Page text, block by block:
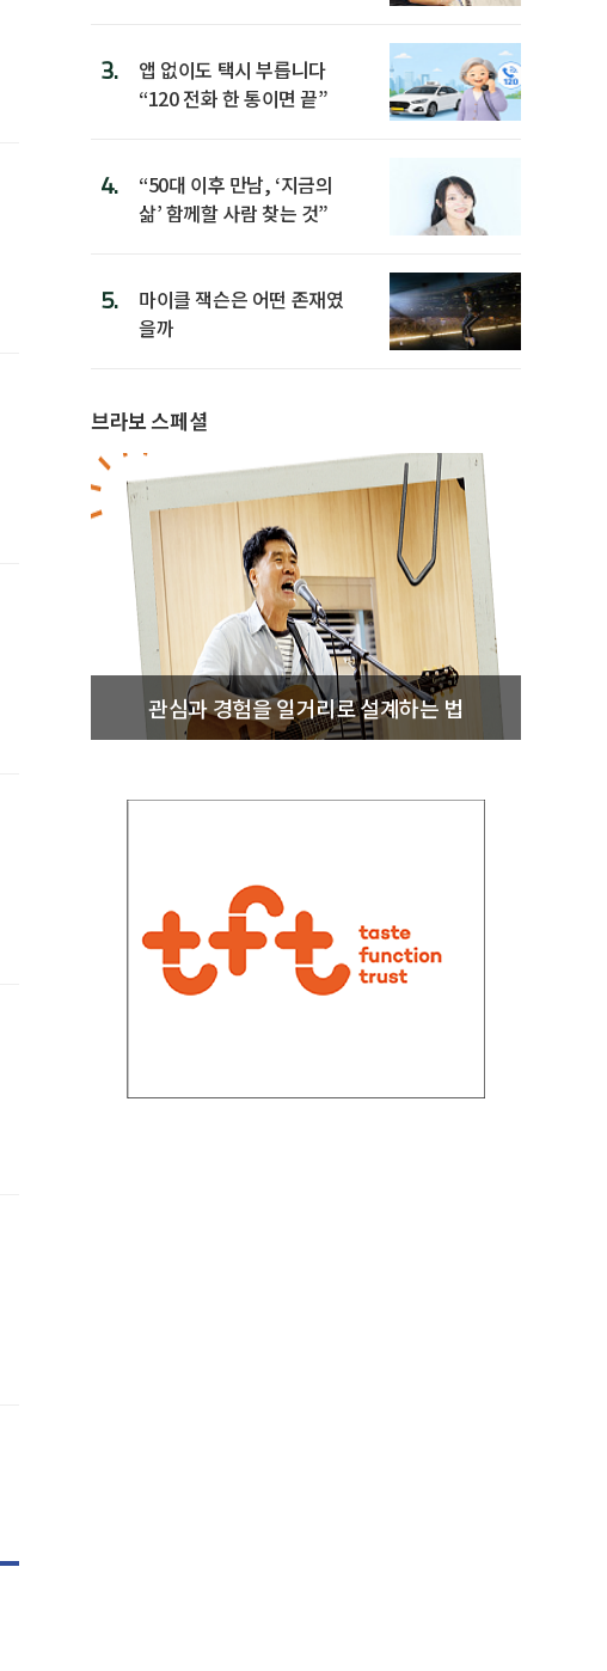
3.
앱 없이도 택시 부릅니다
“120 전화 한 통이면 끝”
4.
“50대 이후 만남, ‘지금의
삶’ 함께할 사람 찾는 것”
5.
마이클 잭슨은 어떤 존재였
을까
브라보 스페셜
관심과 경험을 일거리로 설계하는 법